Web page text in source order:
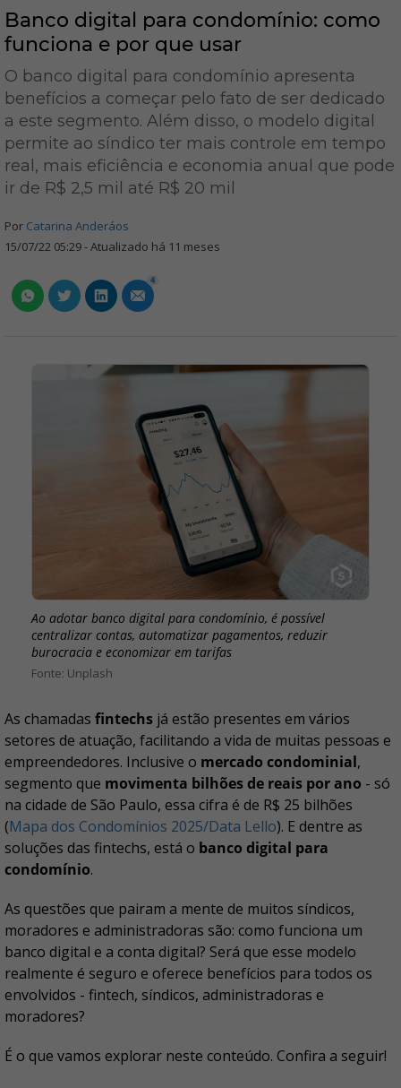
Banco digital para condomínio: como
funciona e por que usar
O banco digital para condomínio apresenta
benefícios a começar pelo fato de ser dedicado
a este segmento. Além disso, o modelo digital
permite ao síndico ter mais controle em tempo
real, mais eficiência e economia anual que pode
ir de R$ 2,5 mil até R$ 20 mil
Por Catarina Anderáos
15/07/22 05:29 - Atualizado há 11 meses
4
Ao adotar banco digital para condomínio, é possível
centralizar contas, automatizar pagamentos, reduzir
burocracia e economizar em tarifas
Unplash
As chamadas fintechs já estão presentes em vários
setores de atuação, facilitando a vida de muitas pessoas e
empreendedores. Inclusive o mercado condominial,
segmento que movimenta bilhões de reais por ano - só
na cidade de São Paulo, essa cifra é de R$ 25 bilhões
(Mapa dos Condomínios 2025/Data Lello). E dentre as
soluções das fintechs, está o banco digital para
condomínio.
As questões que pairam a mente de muitos síndicos,
moradores e administradoras são: como funciona um
banco digital e a conta digital? Será que esse modelo
realmente é seguro e oferece benefícios para todos os
envolvidos - fintech, síndicos, administradoras e
moradores?
É o que vamos explorar neste conteúdo. Confira a seguir!